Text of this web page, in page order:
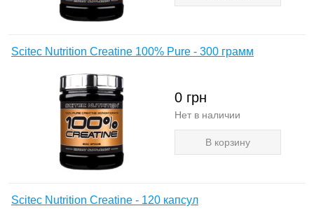
Scitec Nutrition Creatine 100% Pure - 300 грамм
0 грн
Нет в наличии
В корзину
Scitec Nutrition Creatine - 120 капсул